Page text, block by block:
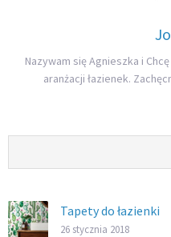
Nazywam się Agnieszka i
aranżacji łazienek.
Tapety do łazienki
26 stycznia 2018